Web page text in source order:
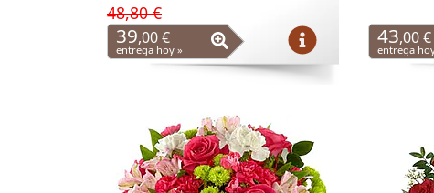
48,80 €
39,00 €
entrega hoy »
43,00 €
entrega